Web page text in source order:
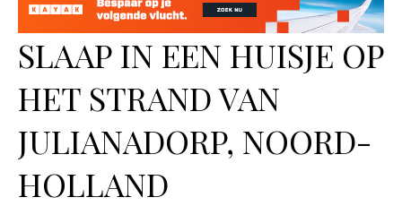
SLAAP IN EEN HUISJE OP
HET STRAND VAN
JULIANADORP, NOORD-
HOLLAND